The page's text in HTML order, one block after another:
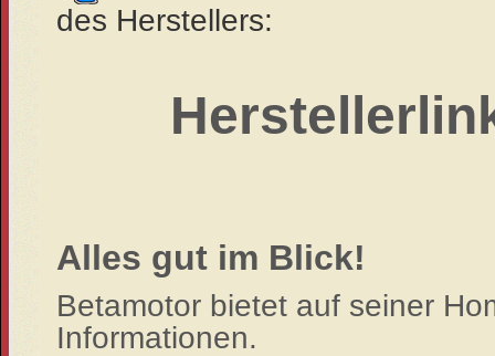
des Herstellers:
Alles gut im Blick!
Betamotor bietet auf seiner
Informationen.